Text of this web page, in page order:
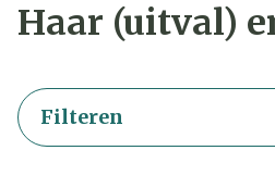
Haar (uitval)
Filteren